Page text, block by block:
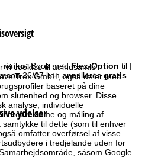
vi cookies til at indsamle
GmbH, også deler med
baseret på dine
slutenhed og browser. Disse
analyse, individuelle
reklame og måling af
til dette (som til enhver
omfatter overførsel af visse
i tredjelande uden for
såsom Google
risiko:Book medFlex-Option til |
26/27 kan annulleresgratis
ydelser